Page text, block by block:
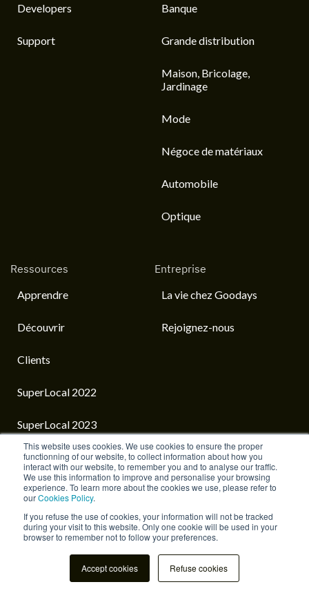
This website uses cookies. We use cookies to ensure the proper
functionning of our website, to collect information about how you
interact with our website, to remember you and to analyse our traffic.
We use this information to improve and personalise your browsing
experience. To learn more about the cookies we use, please refer to
ourCookies Policy.
If you refuse the use of cookies, your information will not be tracked
during your visit to this website. Only one cookie will be used in your
browser to remember not to follow your preferences.
Accept cookies Refuse cookies
Developers
Support
Banque
Grande distribution
Maison, Bricolage,
Jardinage
Mode
Négoce de matériaux
Automobile
Optique
Ressources
Apprendre
Découvrir
Clients
SuperLocal 2022
SuperLocal 2023
SuperLocal 2024
Entreprise
La vie chez Goodays
Rejoignez-nous
French
La vie chez Goodays Mentions Légales